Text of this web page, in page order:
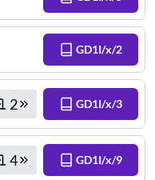
GD1I/x/2
2 GD1I/x/3
4 GD1I/x/9